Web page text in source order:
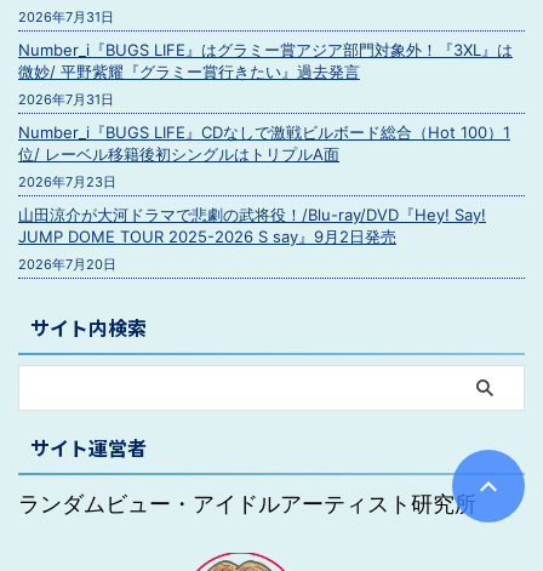
2026年7月31日
Number_i『BUGS LIFE』はグラミー賞アジア部門対象外！『3XL』は
微妙/ 平野紫耀『グラミー賞行きたい』過去発言
2026年7月31日
Number_i『BUGS LIFE』CDなしで激戦ビルボード総合（Hot 100）1
位/ レーベル移籍後初シングルはトリプルA面
2026年7月23日
山田涼介が大河ドラマで悲劇の武将役！/Blu-ray/DVD『Hey! Say!
JUMP DOME TOUR 2025-2026 S say』9月2日発売
2026年7月20日
サイト内検索
サイト運営者
ランダムビュー・アイドルアーティスト研究所